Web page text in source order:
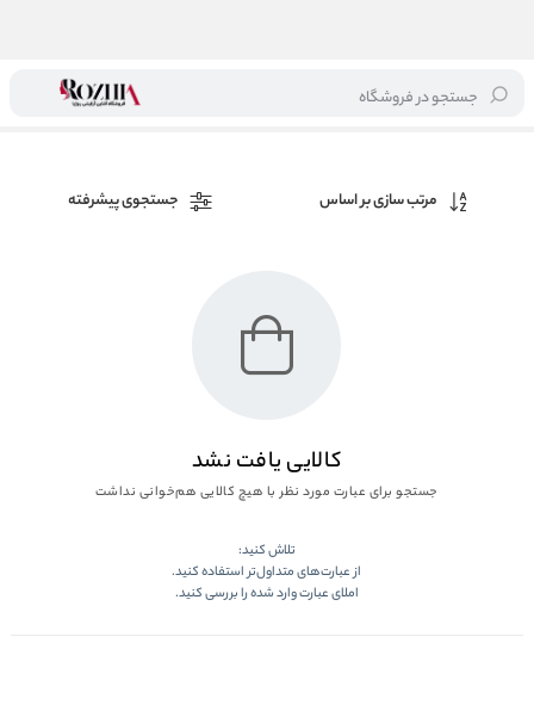
جستجو در فروشگاهخانه/ برند ها/
Pro Luxury
مرتب سازی بر اساس جستجوی پیشرفته
کالایی یافت نشد
جستجو برای عبارت مورد نظر با هیچ کالایی هم‌خوانی نداشت
تلاش کنید:
از عبارت‌های متداول‌تر استفاده کنید.
املای عبارت وارد شده را بررسی کنید.